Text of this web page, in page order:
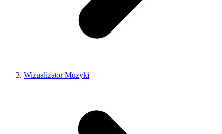
Wizualizator Muzyki